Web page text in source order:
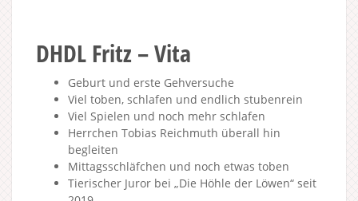
DHDL Fritz – Vita
Geburt und erste Gehversuche
Viel toben, schlafen und endlich stubenrein
Viel Spielen und noch mehr schlafen
Herrchen Tobias Reichmuth überall hin
begleiten
Mittagsschläfchen und noch etwas toben
Tierischer Juror bei „Die Höhle der Löwen“ seit